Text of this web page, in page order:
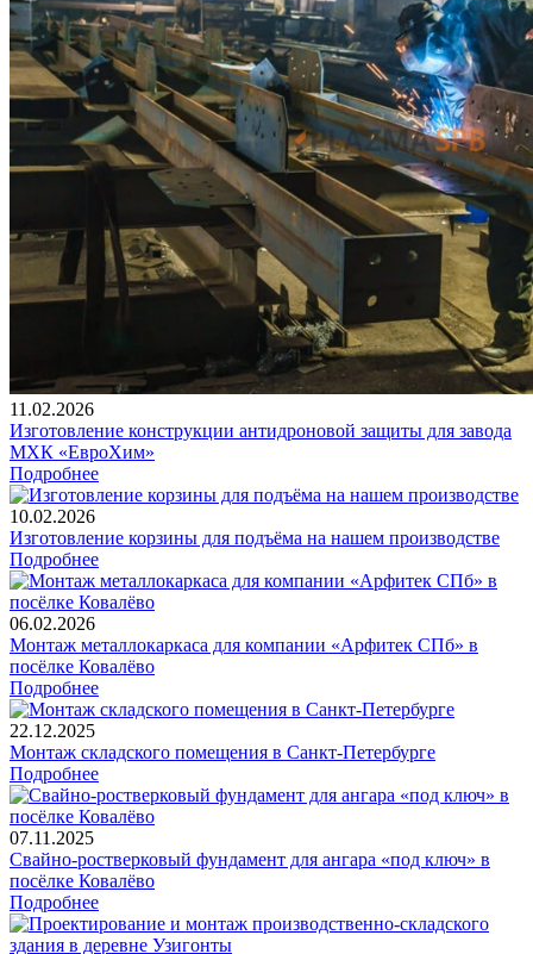
11.02.2026
Изготовление конструкции антидроновой защиты для завода
МХК «ЕвроХим»
Подробнее
10.02.2026
Изготовление корзины для подъёма на нашем производстве
Подробнее
06.02.2026
Монтаж металлокаркаса для компании «Арфитек СПб» в
посёлке Ковалёво
Подробнее
22.12.2025
Монтаж складского помещения в Санкт-Петербурге
Подробнее
07.11.2025
Свайно-ростверковый фундамент для ангара «под ключ» в
посёлке Ковалёво
Подробнее